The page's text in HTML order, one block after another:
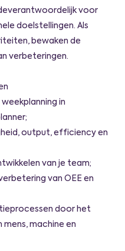
voor
doelstellingen. Als
bewaken de
verbeteringen.
in
output, efficiency en
van je team;
van OEE en
door het
mens, machine en